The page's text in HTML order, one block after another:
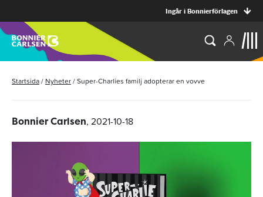
Ingår i Bonnierförlagen
Startsida/ Nyheter/Super-Charlies familj adopterar en vovve
Bonnier Carlsen, 2021-10-18